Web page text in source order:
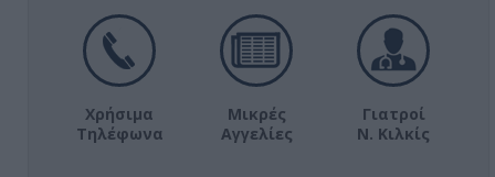
Χρήσιμα
Τηλέφωνα
Μικρές
Αγγελίες
Γιατροί
Ν. Κιλκίς